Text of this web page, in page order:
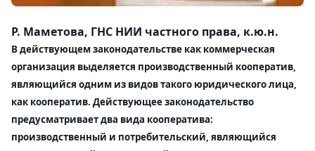
Р. Маметова, ГНС НИИ частного права, к.ю.н.
В действующем законодательстве как коммерческая
организация выделяется производственный кооператив,
являющийся одним из видов такого юридического лица,
как кооператив. Действующее законодательство
предусматривает два вида кооператива:
производственный и потребительский, являющийся